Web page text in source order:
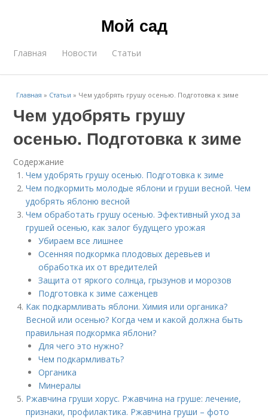
Мой сад
Главная Новости Статьи
Главная » Статьи » Чем удобрять грушу осенью. Подготовка к зиме
Чем удобрять грушу
осенью. Подготовка к зиме
Содержание
Чем удобрять грушу осенью. Подготовка к зиме
Чем подкормить молодые яблони и груши весной. Чем
удобрять яблоню весной
Чем обработать грушу осенью. Эфективный уход за
грушей осенью, как залог будущего урожая
Убираем все лишнее
Осенняя подкормка плодовых деревьев и
обработка их от вредителей
Защита от яркого солнца, грызунов и морозов
Подготовка к зиме саженцев
Как подкармливать яблони. Химия или органика?
Весной или осенью? Когда чем и какой должна быть
правильная подкормка яблони?
Для чего это нужно?
Чем подкармливать?
Органика
Минералы
Ржавчина груши хорус. Ржавчина на груше: лечение,
признаки, профилактика. Ржавчина груши – фото